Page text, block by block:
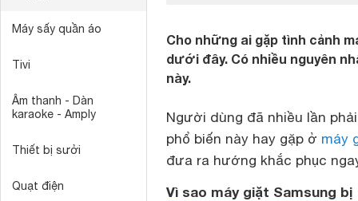
Máy sấy quần áo
Tivi
Âm thanh - Dàn
karaoke - Amply
Thiết bị sưởi
Quạt điện
Cho những ai gặp tình cảnh
dưới đây. Có nhiều nguyên
này.
Người dùng đã nhiều lần
phổ biến này hay gặp ở máy
đưa ra hướng khắc phục
Vì sao máy giặt Samsung